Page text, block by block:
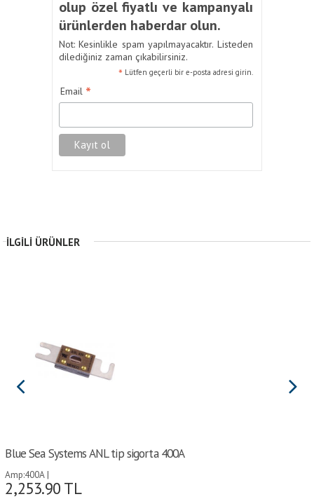
olup özel fiyatlı ve kampanyalı
ürünlerden haberdar olun.
Not: Kesinlikle spam yapılmayacaktır. Listeden
dilediğiniz zaman çıkabilirsiniz.
* Lütfen geçerli bir e-posta adresi girin.
Email *
İLGILI ÜRÜNLER
Blue Sea Systems ANL tip sigorta 400A
Amp:400A |
2,253.90 TL